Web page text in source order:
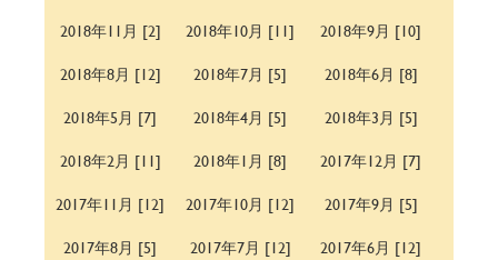
2018年11月 [2]
2018年10月 [11]
2018年9月 [10]
2018年8月 [12]
2018年7月 [5]
2018年6月 [8]
2018年5月 [7]
2018年4月 [5]
2018年3月 [5]
2018年2月 [11]
2018年1月 [8]
2017年12月 [7]
2017年11月 [12]
2017年10月 [12]
2017年9月 [5]
2017年8月 [5]
2017年7月 [12]
2017年6月 [12]